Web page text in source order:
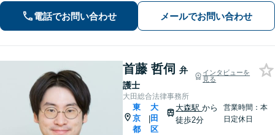
問題など、幅広い問題にも対応ができ
電話でお問い合わせ メールでお問い合わせ
首藤 哲伺 弁
護士
インタビューを
見る
大田総合法律事務所
東
京
都
|
大
田
区
大森駅から
徒歩2分
営業時間：本
日定休日